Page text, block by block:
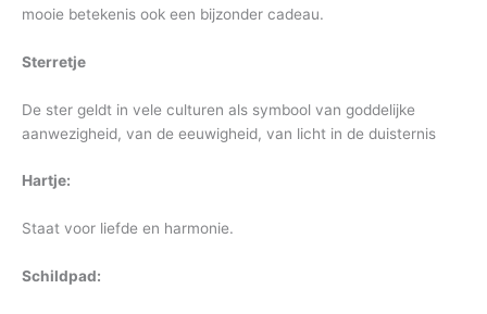
mooie betekenis ook een bijzonder cadeau.
Sterretje
De ster geldt in vele culturen als symbool van goddelijke
aanwezigheid, van de eeuwigheid, van licht in de duisternis
Hartje:
Staat voor liefde en harmonie.
Schildpad: